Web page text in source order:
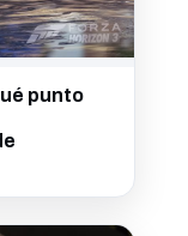
punto